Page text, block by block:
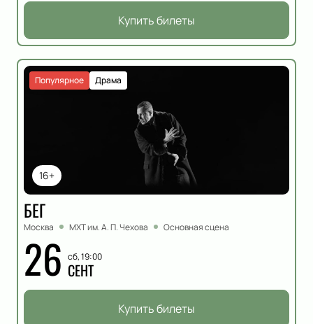
Купить билеты
16+
Драма
Популярное
БЕГ
Москва МХТ им. А. П. Чехова Основная сцена
26 сб, 19:00
СЕНТ
Купить билеты